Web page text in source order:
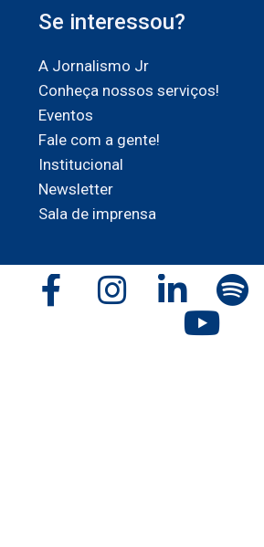
Se interessou?
A Jornalismo Jr
Conheça nossos serviços!
Eventos
Fale com a gente!
Institucional
Newsletter
Sala de imprensa